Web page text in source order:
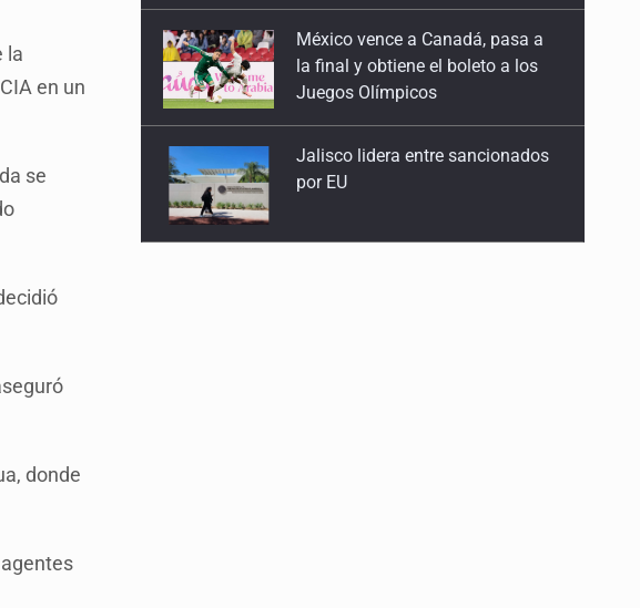
la
en un
se
donde
Jalisco lidera entre sancionados
por EU
Exigen con protesta
atender desaparición de menores